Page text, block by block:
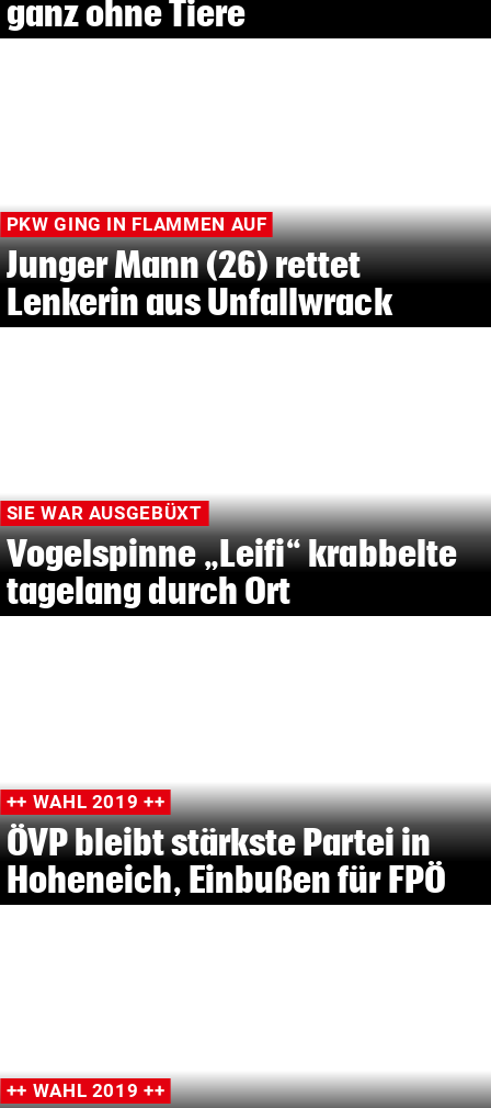
ganz ohne Tiere
PKW GING IN FLAMMEN AUF
Junger Mann (26) rettet
Lenkerin aus Unfallwrack
SIE WAR AUSGEBÜXT
Vogelspinne „Leifi“ krabbelte
tagelang durch Ort
++ WAHL 2019 ++
ÖVP bleibt stärkste Partei in
Hoheneich, Einbußen für FPÖ
++ WAHL 2019 ++